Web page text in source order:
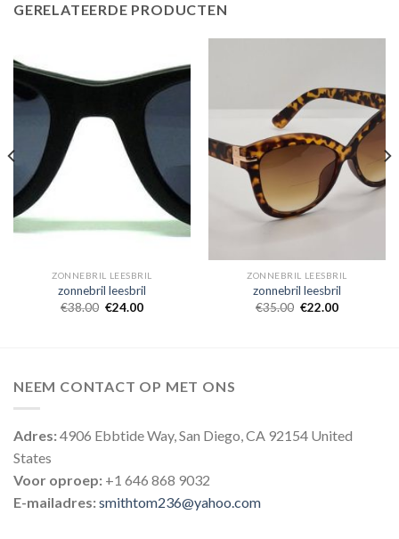
GERELATEERDE PRODUCTEN
ZONNEBRIL LEESBRIL
zonnebril leesbril
€38.00 €24.00
ZONNEBRIL LEESBRIL
zonnebril leesbril
€35.00 €22.00
NEEM CONTACT OP MET ONS
Adres:4906 Ebbtide Way, San Diego, CA 92154 United
States
Voor oproep: +1 646 868 9032
E-mailadres:smithtom236@yahoo.com